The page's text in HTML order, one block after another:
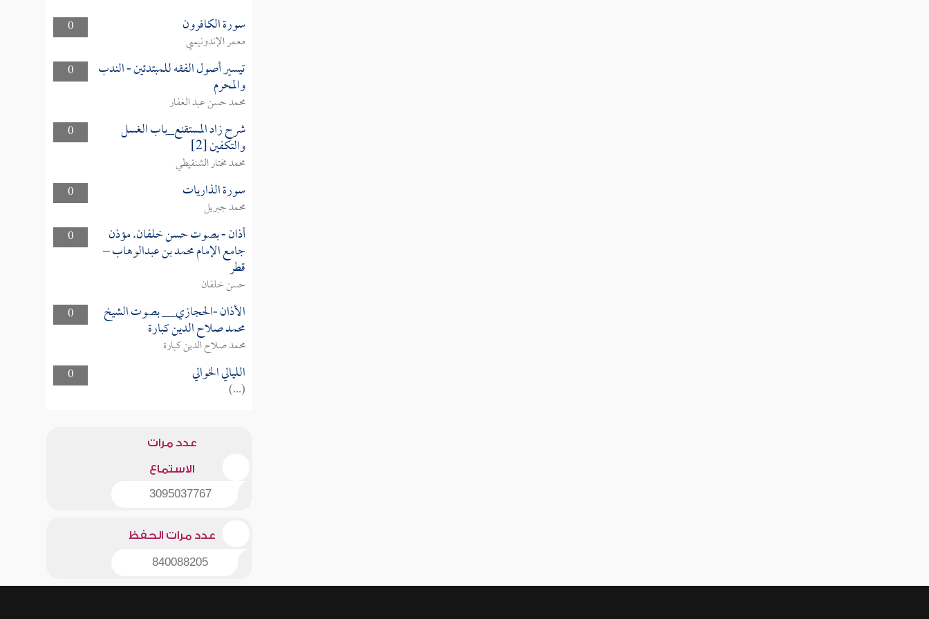
0 سورة الكافرون
معمر الإندونيسي
0
تيسير أصول الفقه للمبتدئين - الندب
والمحرم
محمد حسن عبد الغفار
0
شرح زاد المستقنع_باب الغسل
والتكفين [2]
محمد مختار الشنقيطي
0
سورة الذاريات
محمد جبريل
0
أذان - بصوت حسن خلفان. مؤذن
جامع الإمام محمد بن عبدالوهاب –
قطر
حسن خلفان
0
الأذان -الحجازي__ بصوت الشيخ
محمد صلاح الدين كبارة
محمد صلاح الدين كبارة
0
الليالي الخوالي
(...)
عدد مرات
الاستماع
3095037767
عدد مرات الحفظ
840088205